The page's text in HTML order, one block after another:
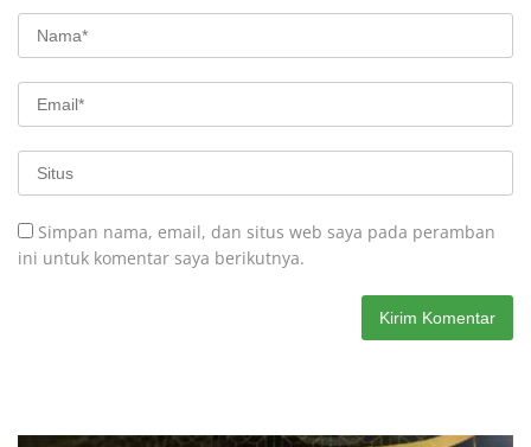
Simpan nama, email, dan situs web saya pada peramban
ini untuk komentar saya berikutnya.